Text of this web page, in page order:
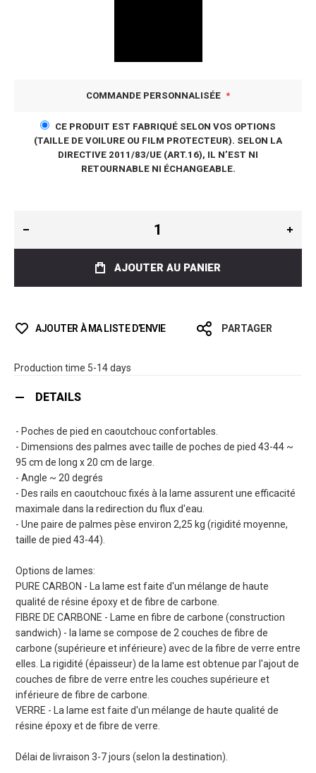
COMMANDE PERSONNALISÉE
CE PRODUIT EST FABRIQUÉ SELON VOS OPTIONS
(TAILLE DE VOILURE OU FILM PROTECTEUR). SELON LA
DIRECTIVE 2011/83/UE (ART.16), IL N’EST NI
RETOURNABLE NI ÉCHANGEABLE.
AJOUTER AU PANIER
AJOUTER À MA LISTE D’ENVIE PARTAGER
Production time 5-14 days
DETAILS
- Poches de pied en caoutchouc confortables.
- Dimensions des palmes avec taille de poches de pied 43-44 ~
95 cm de long x 20 cm de large.
- Angle ~ 20 degrés
- Des rails en caoutchouc fixés à la lame assurent une efficacité
maximale dans la redirection du flux d'eau.
- Une paire de palmes pèse environ 2,25 kg (rigidité moyenne,
taille de pied 43-44).
Options de lames:
PURE CARBON - La lame est faite d'un mélange de haute
qualité de résine époxy et de fibre de carbone.
FIBRE DE CARBONE - Lame en fibre de carbone (construction
sandwich) - la lame se compose de 2 couches de fibre de
carbone (supérieure et inférieure) avec de la fibre de verre entre
elles. La rigidité (épaisseur) de la lame est obtenue par l'ajout de
couches de fibre de verre entre les couches supérieure et
inférieure de fibre de carbone.
VERRE - La lame est faite d'un mélange de haute qualité de
résine époxy et de fibre de verre.
Délai de livraison 3-7 jours (selon la destination).